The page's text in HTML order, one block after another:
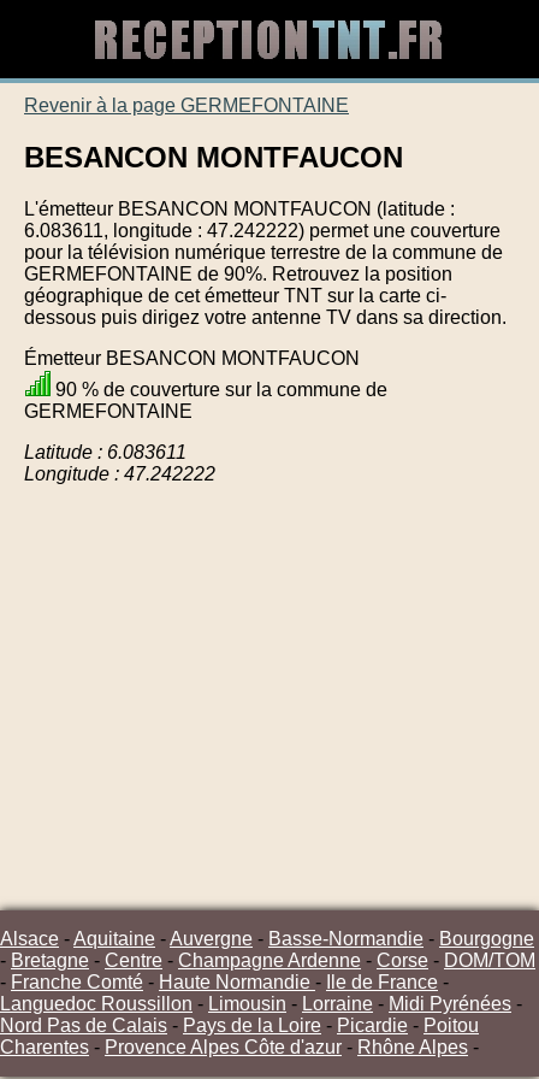
Revenir à la page GERMEFONTAINE
BESANCON MONTFAUCON
L'émetteur BESANCON MONTFAUCON (latitude :
6.083611, longitude : 47.242222) permet une couverture
pour la télévision numérique terrestre de la commune de
GERMEFONTAINE de 90%. Retrouvez la position
géographique de cet émetteur TNT sur la carte ci-
dessous puis dirigez votre antenne TV dans sa direction.
Émetteur BESANCON MONTFAUCON
90 % de couverture sur la commune de
GERMEFONTAINE
Latitude : 6.083611
Longitude : 47.242222
Alsace -Aquitaine -Auvergne - Basse-Normandie - Bourgogne
- Bretagne - Centre - Champagne Ardenne - Corse - DOM/TOM
- Franche Comté - Haute Normandie - Ile de France -
Languedoc Roussillon - Limousin - Lorraine - Midi Pyrénées -
Nord Pas de Calais - Pays de la Loire - Picardie - Poitou
Charentes - Provence Alpes Côte d'azur - Rhône Alpes -